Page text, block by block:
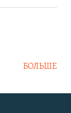
БОЛЬШЕ